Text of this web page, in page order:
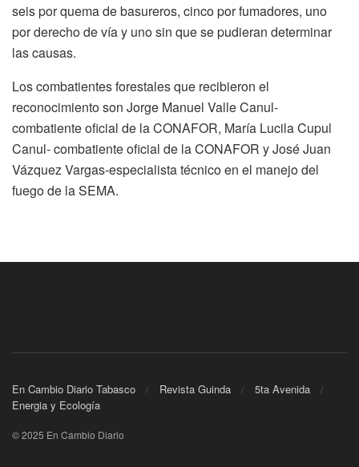
seis por quema de basureros, cinco por fumadores, uno
por derecho de vía y uno sin que se pudieran determinar
las causas.
Los combatientes forestales que recibieron el
reconocimiento son Jorge Manuel Valle Canul-
combatiente oficial de la CONAFOR, María Lucila Cupul
Canul- combatiente oficial de la CONAFOR y José Juan
Vázquez Vargas-especialista técnico en el manejo del
fuego de la SEMA.
En Cambio Diario Tabasco Revista Guinda
5ta Avenida
Energia y Ecología
© 2025 En Cambio Diario